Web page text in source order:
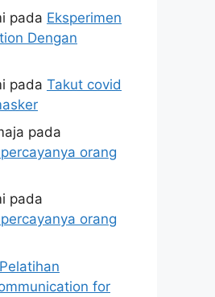
pada Eksperimen
Dengan
pada Takut covid
pada
orang
pada
orang
Pelatihan
for